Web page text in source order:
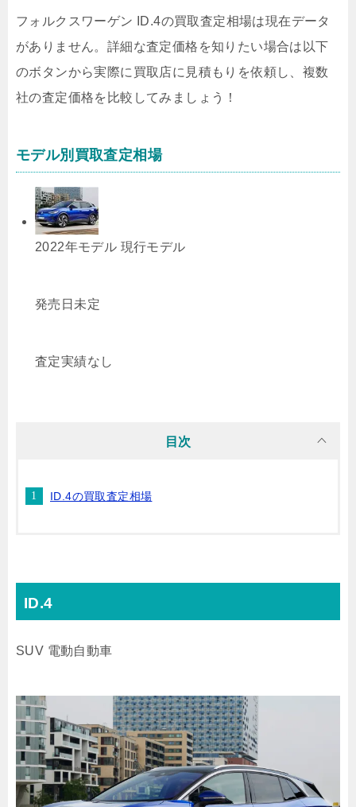
フォルクスワーゲン ID.4の買取査定相場は現在データ
がありません。詳細な査定価格を知りたい場合は以下
のボタンから実際に買取店に見積もりを依頼し、複数
社の査定価格を比較してみましょう！
モデル別買取査定相場
2022年モデル 現行モデル
発売日未定
査定実績なし
目次
ID.4の買取査定相場
ID.4
SUV 電動自動車